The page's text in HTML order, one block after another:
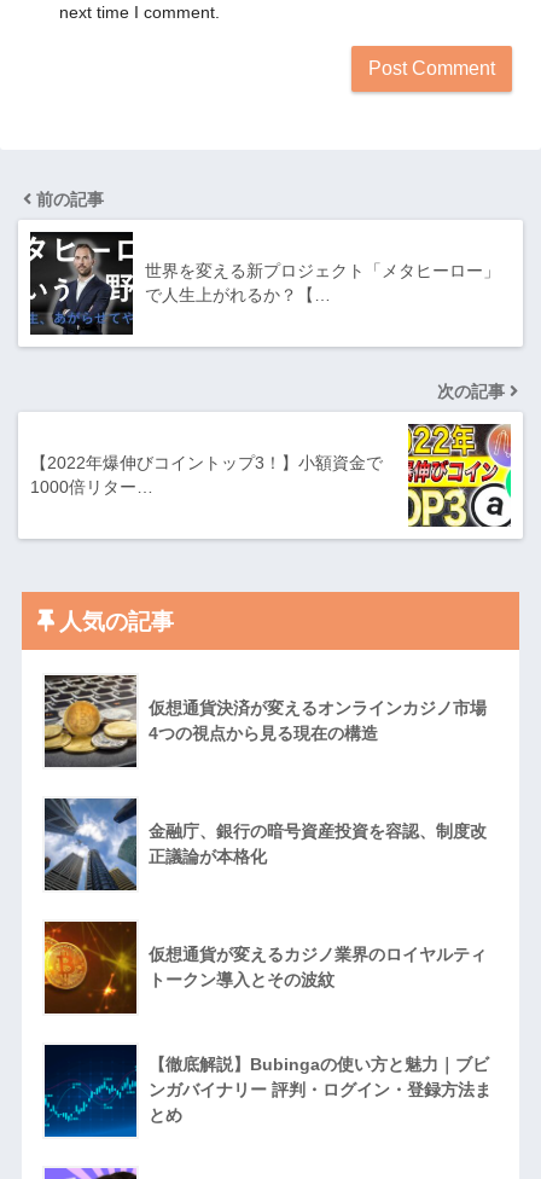
next time I comment.
前の記事
世界を変える新プロジェクト「メタヒーロー」
で人生上がれるか？【…
次の記事
【2022年爆伸びコイントップ3！】小額資金で
1000倍リター…
人気の記事
仮想通貨決済が変えるオンラインカジノ市場
4つの視点から見る現在の構造
金融庁、銀行の暗号資産投資を容認、制度改
正議論が本格化
仮想通貨が変えるカジノ業界のロイヤルティ
トークン導入とその波紋
【徹底解説】Bubingaの使い方と魅力｜ブビ
ンガバイナリー 評判・ログイン・登録方法ま
とめ